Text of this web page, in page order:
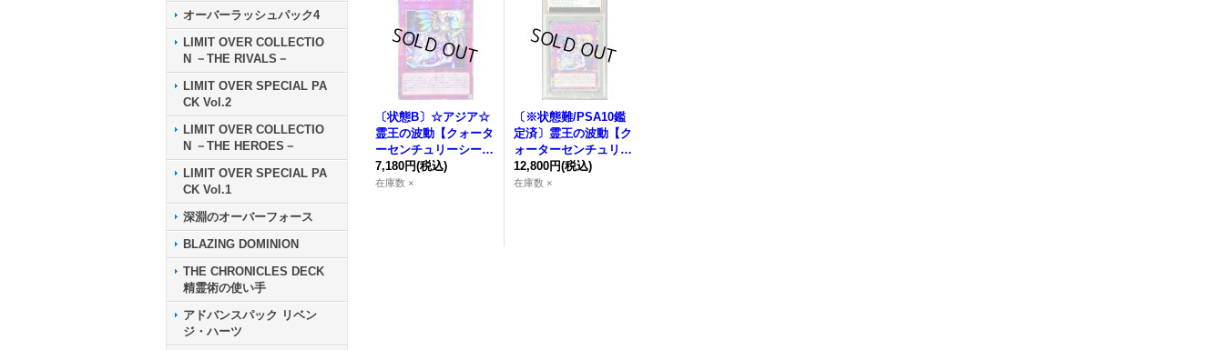
オーバーラッシュパック4
LIMIT OVER COLLECTIO
N －THE RIVALS－
LIMIT OVER SPECIAL PA
CK Vol.2
LIMIT OVER COLLECTIO
N －THE HEROES－
LIMIT OVER SPECIAL PA
CK Vol.1
深淵のオーバーフォース
BLAZING DOMINION
THE CHRONICLES DECK
精霊術の使い手
アドバンスパック リベン
ジ・ハーツ
〔状態B〕☆アジア☆
霊王の波動 【クォータ
ーセンチュリーシーク
レット】{アジアROTA
-JP079}《罠》
7,180円(税込)
在庫数 ×
〔※状態難/PSA10鑑
定済〕 霊王の波動 【ク
ォーターセンチュリー
シークレット】{ROTA
-JP079}《罠》
12,800円(税込)
在庫数 ×